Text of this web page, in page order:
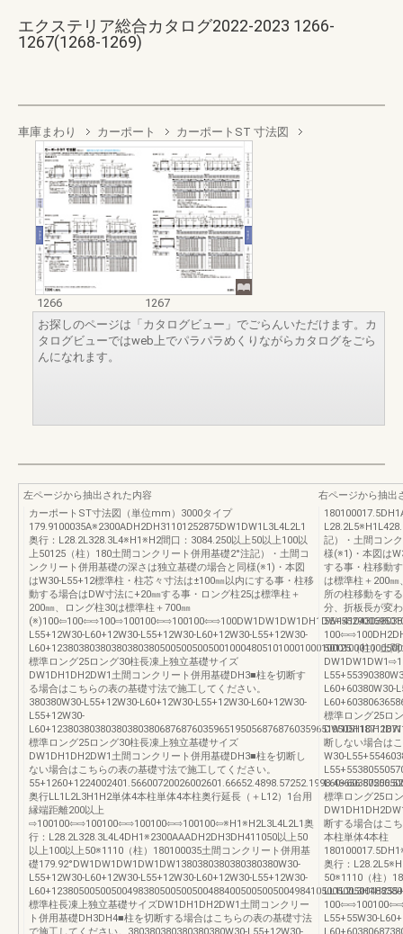
エクステリア総合カタログ2022-2023 1266-
1267(1268-1269)
車庫まわり カーポート カーポートST 寸法図
1266
1267
お探しのページは「カタログビュー」でごらんいただけます。カ
タログビューではweb上でパラパラめくりながらカタログをごら
んになれます。
左ページから抽出された内容
カーポートST寸法図（単位mm）3000タイプ
179.9100035A※2300ADH2DH31101252875DW1DW1L3L4L2L1
奥行：L28.2L328.3L4※H1※H2間口：3084.250以上50以上100以
上50125（柱）180土間コンクリート併用基礎2°注記）・土間コ
ンクリート併用基礎の深さは独立基礎の場合と同様(※1)・本図
はW30-L55+12標準柱・柱芯々寸法は±100㎜以内にする事・柱移
動する場合はDW寸法に+20㎜する事・ロング柱25は標準柱＋
200㎜、ロング柱30は標準柱＋700㎜
L55+12W30-L60+12W30-L55+12W30-L60+12W30-L55+12W30-
標準ロング25ロング30柱長凍上独立基礎サイズ
DW1DH1DH2DW1土間コンクリート併用基礎DH3■柱を切断す
る場合はこちらの表の基礎寸法で施工してください。
380380W30-L55+12W30-L60+12W30-L55+12W30-L60+12W30-
L55+12W30-
標準ロング25ロング30柱長凍上独立基礎サイズ
DW1DH1DH2DW1土間コンクリート併用基礎DH3■柱を切断し
ない場合はこちらの表の基礎寸法で施工してください。
奥行LL1L2L3H1H2単体4本柱単体4本柱奥行延長（＋L12）1台用
縁端距離200以上
⇨100100⇦⇨100100⇦⇨100100⇦⇨100100⇦※H1※H2L3L4L2L1奥
行：L28.2L328.3L4L4DH1※2300AAADH2DH3DH411050以上50
以上100以上50※1110（柱）180100035土間コンクリート併用基
礎179.92°DW1DW1DW1DW1DW1380380380380380380W30-
L55+12W30-L60+12W30-L55+12W30-L60+12W30-L55+12W30-
標準柱長凍上独立基礎サイズDW1DH1DH2DW1土間コンクリー
ト併用基礎DH3DH4■柱を切断する場合はこちらの表の基礎寸法
で施工してください。380380380380380380W30-L55+12W30-
右ページから抽出
記）・土間コン
様(※1)・本図は
する事・柱移動
は標準柱＋200
所の柱移動をす
分、折板長が変
50125（柱）土
L60+60380W30-
標準ロング25ロ
断しない場合は
W30-
標準ロング25ロ
断する場合はこ
本柱単体4本柱
奥行：
50※1110（柱）
L55+55W30-